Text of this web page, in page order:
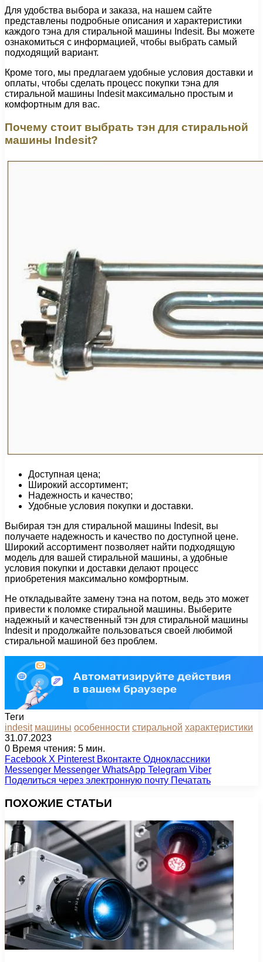
Для удобства выбора и заказа, на нашем сайте
представлены подробные описания и характеристики
каждого тэна для стиральной машины Indesit. Вы можете
ознакомиться с информацией, чтобы выбрать самый
подходящий вариант.
Кроме того, мы предлагаем удобные условия доставки и
оплаты, чтобы сделать процесс покупки тэна для
стиральной машины Indesit максимально простым и
комфортным для вас.
Почему стоит выбрать тэн для стиральной
машины Indesit?
Доступная цена;
Широкий ассортимент;
Надежность и качество;
Удобные условия покупки и доставки.
Выбирая тэн для стиральной машины Indesit, вы
получаете надежность и качество по доступной цене.
Широкий ассортимент позволяет найти подходящую
модель для вашей стиральной машины, а удобные
условия покупки и доставки делают процесс
приобретения максимально комфортным.
Не откладывайте замену тэна на потом, ведь это может
привести к поломке стиральной машины. Выберите
надежный и качественный тэн для стиральной машины
Indesit и продолжайте пользоваться своей любимой
стиральной машиной без проблем.
Теги
indesit машины особенности стиральной характеристики
31.07.2023
0 Время чтения: 5 мин.
Facebook X Pinterest Вконтакте Одноклассники
Messenger Messenger WhatsApp Telegram Viber
Поделиться через электронную почту Печатать
ПОХОЖИЕ СТАТЬИ